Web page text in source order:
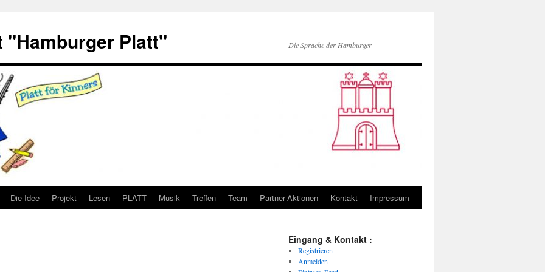
"Hamburger Platt" Die Sprache der Hamburger
Die Idee Projekt Lesen PLATT Musik Treffen Team Partner-Aktionen Kontakt Impressum
Eingang & Kontakt :
Registrieren
Anmelden